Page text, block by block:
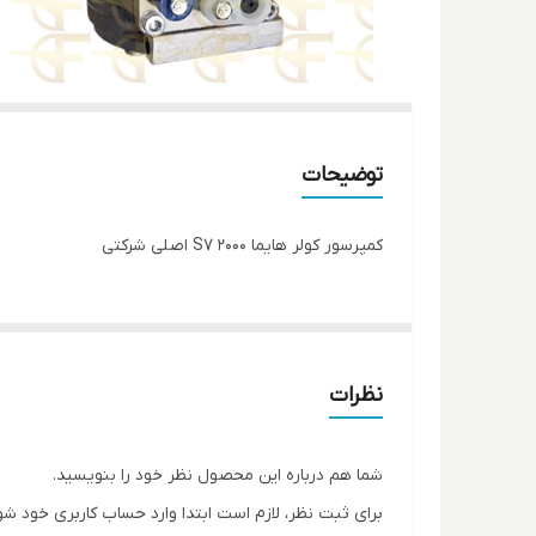
توضیحات
کمپرسور کولر هایما S7 2000 اصلی شرکتی
نظرات
شما هم درباره این محصول نظر خود را بنویسید.
برای ثبت نظر، لازم است ابتدا وارد حساب کاربری خود